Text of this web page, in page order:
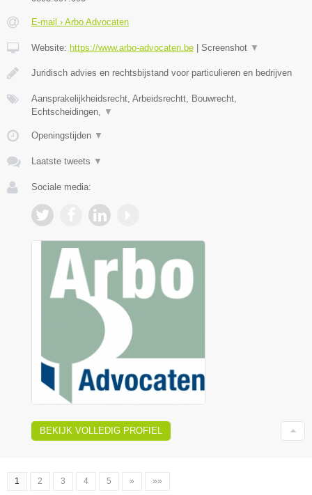
E-mail › Arbo Advocaten
Website: https://www.arbo-advocaten.be | Screenshot ▼
Juridisch advies en rechtsbijstand voor particulieren en bedrijven
Aansprakelijkheidsrecht, Arbeidsrechtt, Bouwrecht,
Echtscheidingen,
▼
Openingstijden ▼
Laatste tweets ▼
Sociale media:
BEKIJK VOLLEDIG PROFIEL
1 2 3 4 5 » »»